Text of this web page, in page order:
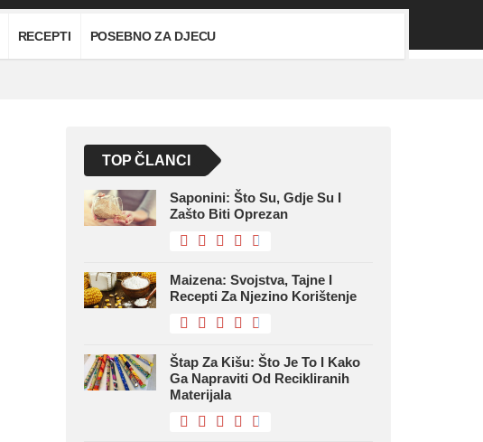
RECEPTI POSEBNO ZA DJECU
TOP ČLANCI
Saponini: Što Su, Gdje Su I
Zašto Biti Oprezan
Maizena: Svojstva, Tajne I
Recepti Za Njezino Korištenje
Štap Za Kišu: Što Je To I Kako
Ga Napraviti Od Recikliranih
Materijala